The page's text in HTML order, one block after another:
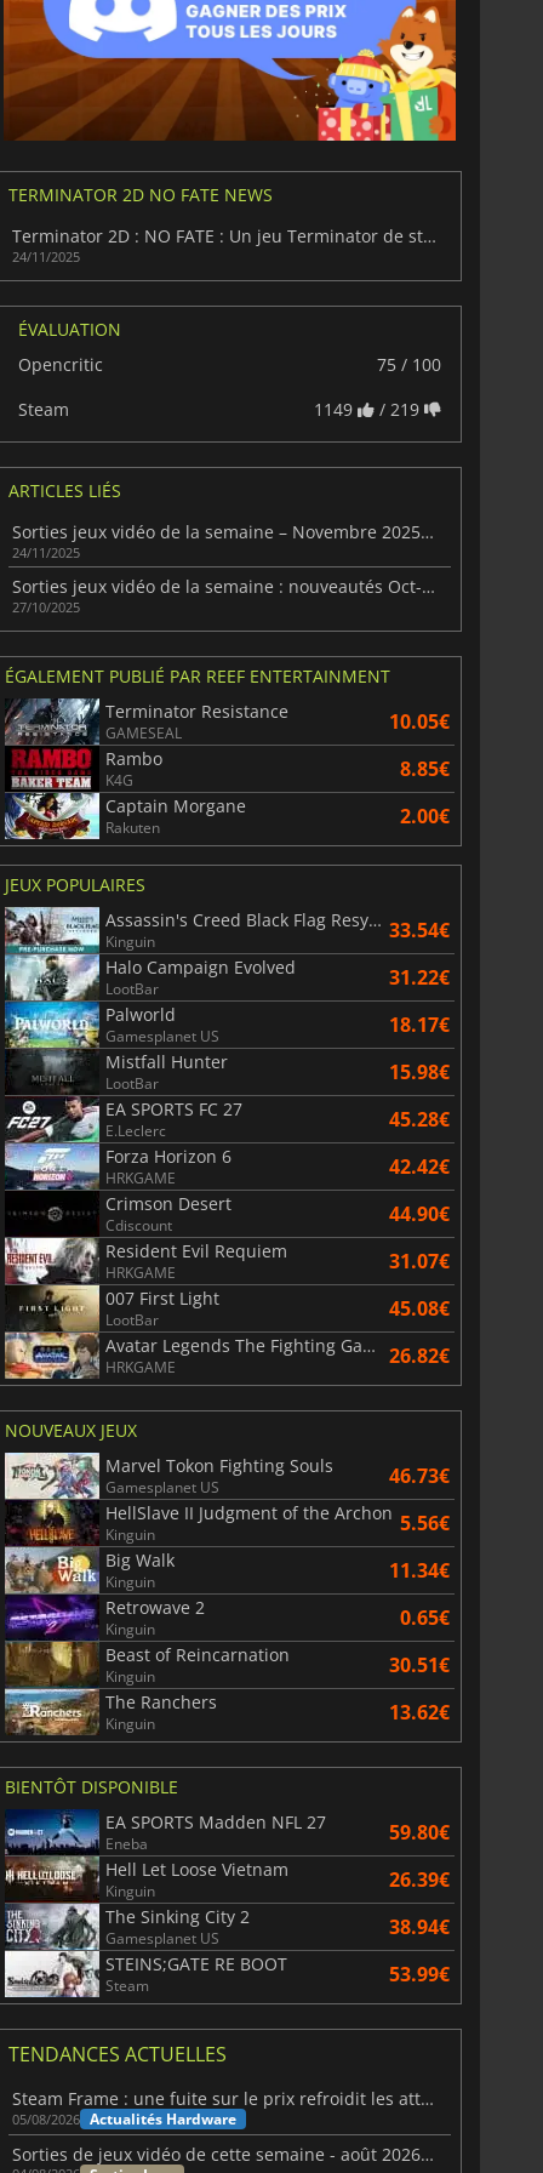
6.76€
WARHAMMER 3
15.48
TERMINATOR 2D NO FATE NEWS
Terminator 2D : NO FATE : Un jeu Terminator de style arcade 16 bits.
24/11/2025
ÉVALUATION
Opencritic
75 / 100
Steam
1149 / 219
ARTICLES LIÉS
Sorties jeux vidéo de la semaine – Novembre 2025, Semaine 48
24/11/2025
Sorties jeux vidéo de la semaine : nouveautés Oct-Nov 2025
27/10/2025
ÉGALEMENT PUBLIÉ PAR REEF ENTERTAINMENT
Terminator Resistance
GAMESEAL 10.05€
Rambo
K4G 8.85€
Captain Morgane
Rakuten 2.00€
JEUX POPULAIRES
Assassin's Creed Black Flag Resynced
Kinguin 33.54€
Halo Campaign Evolved
LootBar 31.22€
Palworld
Gamesplanet US 18.17€
Mistfall Hunter
LootBar 15.98€
EA SPORTS FC 27
E.Leclerc 45.28€
Forza Horizon 6
HRKGAME 42.42€
Crimson Desert
Cdiscount 44.90€
Resident Evil Requiem
HRKGAME 31.07€
007 First Light
LootBar 45.08€
Avatar Legends The Fighting Game
HRKGAME 26.82€
NOUVEAUX JEUX
Marvel Tokon Fighting Souls
Gamesplanet US 46.73€
HellSlave II Judgment of the Archon
Kinguin 5.56€
Big Walk
Kinguin 11.34€
Retrowave 2
Kinguin 0.65€
Beast of Reincarnation
Kinguin 30.51€
The Ranchers
Kinguin 13.62€
BIENTÔT DISPONIBLE
EA SPORTS Madden NFL 27
Eneba 59.80€
Hell Let Loose Vietnam
Kinguin 26.39€
The Sinking City 2
Gamesplanet US 38.94€
STEINS;GATE RE BOOT
Steam 53.99€
TENDANCES ACTUELLES
Steam Frame : une fuite sur le prix refroidit les attentes VR
05/08/2026 Actualités Hardware
Sorties de jeux vidéo de cette semaine - août 2026 (semaine 32)